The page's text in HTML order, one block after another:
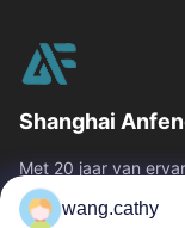
Shanghai
Met 20 jaar van
klanten van premie
opheffenwang.cathy